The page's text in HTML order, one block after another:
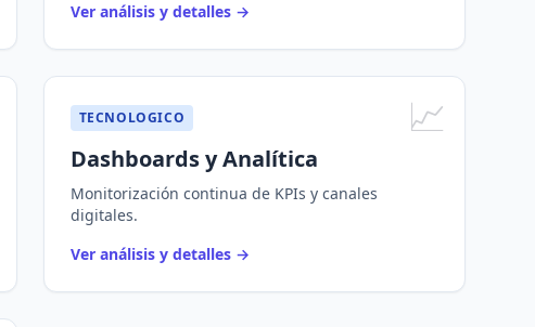
Ver análisis y detalles →
📈
TECNOLOGICO
Dashboards y Analítica
Monitorización continua de KPIs y canales
digitales.
Ver análisis y detalles →